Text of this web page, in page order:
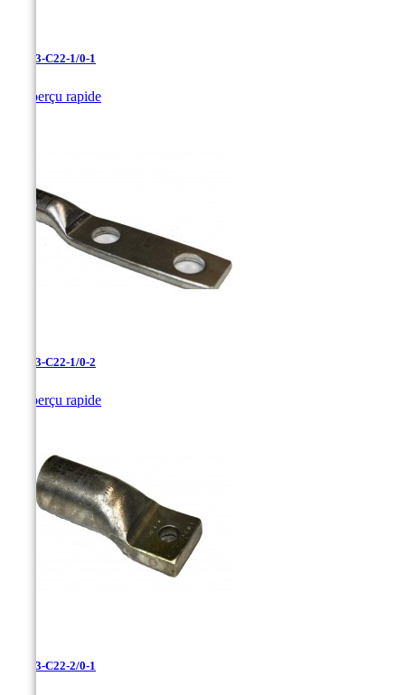
LAN-3-C22-1/0-1
Aperçu rapide
LAN-3-C22-1/0-2
Aperçu rapide
LAN-3-C22-2/0-1